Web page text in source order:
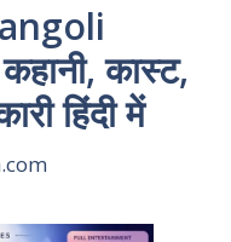
कास्ट,
हिंदी में